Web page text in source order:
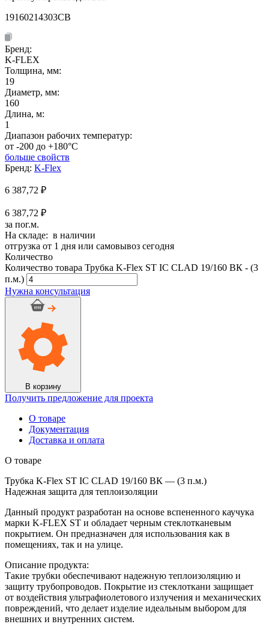
19160214303CB
Бренд:
K-FLEX
Толщина, мм:
19
Диаметр, мм:
160
Длина, м:
1
Диапазон рабочих температур:
от -200 до +180°C
больше свойств
Бренд: K-Flex
6 387,72 ₽
6 387,72 ₽
за пог.м.
На складе: в наличии
отгрузка от 1 дня или самовывоз сегодня
Количество
Количество товара Трубка K-Flex ST IC CLAD 19/160 ВК - (3
п.м.)
Нужна консультация
В корзину
Получить предложение для проекта
О товаре
Документация
Доставка и оплата
О товаре
Трубка K-Flex ST IC CLAD 19/160 ВК — (3 п.м.)
Надежная защита для теплоизоляции
Данный продукт разработан на основе вспененного каучука
марки K-FLEX ST и обладает черным стеклотканевым
покрытием. Он предназначен для использования как в
помещениях, так и на улице.
Описание продукта:
Такие трубки обеспечивают надежную теплоизоляцию и
защиту трубопроводов. Покрытие из стеклоткани защищает
от воздействия ультрафиолетового излучения и механических
повреждений, что делает изделие идеальным выбором для
внешних и внутренних систем.